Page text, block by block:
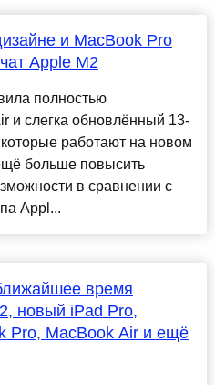
и MacBook Pro
Apple M2
полностью
и слегка обновлённый 13-
работают на новом
больше повысить
в сравнении с
Appl...
время
новый iPad Pro,
Pro, MacBook Air и ещё